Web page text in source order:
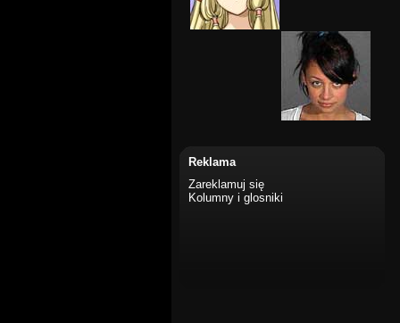
Reklama
Zareklamuj się
Kolumny i glosniki